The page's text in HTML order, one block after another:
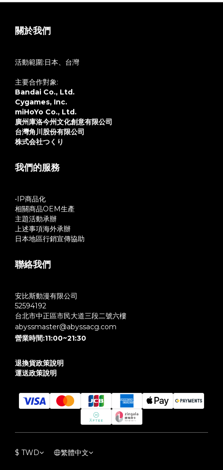
關於我們
活動範圍:日本、台灣
主要合作對象:
Bandai Co., Ltd.
Cygames, Inc.
miHoYo Co., Ltd.
廣州庫洛今州文化創意有限公司
台灣角川股份有限公司
株式会社つくり
我們的服務
•IP商品化
相關商品OEM生產
主題活動承辦
上述事項海外承辦
日本地區行銷宣傳協助
聯絡我們
安比斯動漫有限公司
52594192
台北市中正區市民大道三段二號六樓
abyssmaster@abyssacg.com
營業時間:11:00~21:30
退換貨政策說明
運送政策說明
$ TWD 繁體中文